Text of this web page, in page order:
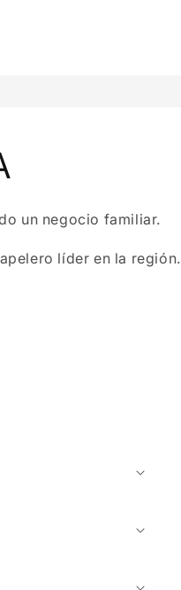
un negocio familiar.
líder en la región.